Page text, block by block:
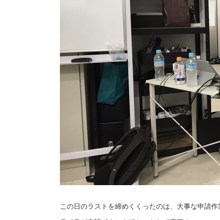
この日のラストを締めくくったのは、大事な申請作